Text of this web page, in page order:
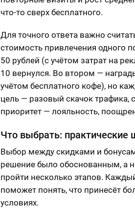
что-то сверх бесплатного.
Для точного ответа важно
стоимость привлечения одного
50 рублей (с учётом затрат на
10 вернулся. Во втором —
учётом бесплатного кофе), но
цель — разовый скачок
приоритет — лояльность,
Что выбрать: практические
Выбор между скидками и
решение было обоснованным, а
пройти несколько этапов.
поможет понять, что принесёт
условиях.